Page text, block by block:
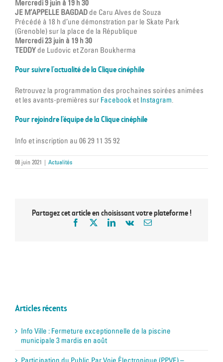
Mercredi 9 juin à 19 h 30
JE M’APPELLE BAGDAD de Caru Alves de Souza
Précédé à 18 h d’une démonstration par le Skate Park
(Grenoble) sur la place de la République
Mercredi 23 juin à 19 h 30
TEDDY de Ludovic et Zoran Boukherma
Pour suivre l’actualité de la Clique cinéphile
Retrouvez la programmation des prochaines soirées animées
et les avants-premières sur Facebook et Instagram.
Pour rejoindre l’équipe de la Clique cinéphile
Info et inscription au 06 29 11 35 92
08 juin 2021 | Actualités
Partagez cet article en choisissant votre plateforme !
Articles récents
Info Ville : Fermeture exceptionnelle de la piscine
municipale 3 mardis en août
Participation du Public Par Voie Électronique (PPVE) –